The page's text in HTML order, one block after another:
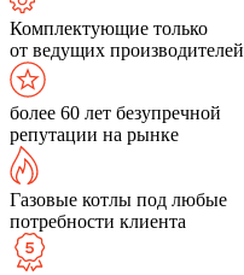
Комплектующие только
от ведущих производителей
более 60 лет безупречной
репутации на рынке
Газовые котлы под любые
потребности клиента